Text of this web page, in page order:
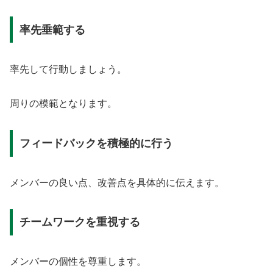
率先垂範する
率先して行動しましょう。
周りの模範となります。
フィードバックを積極的に行う
メンバーの良い点、改善点を具体的に伝えます。
チームワークを重視する
メンバーの個性を尊重します。